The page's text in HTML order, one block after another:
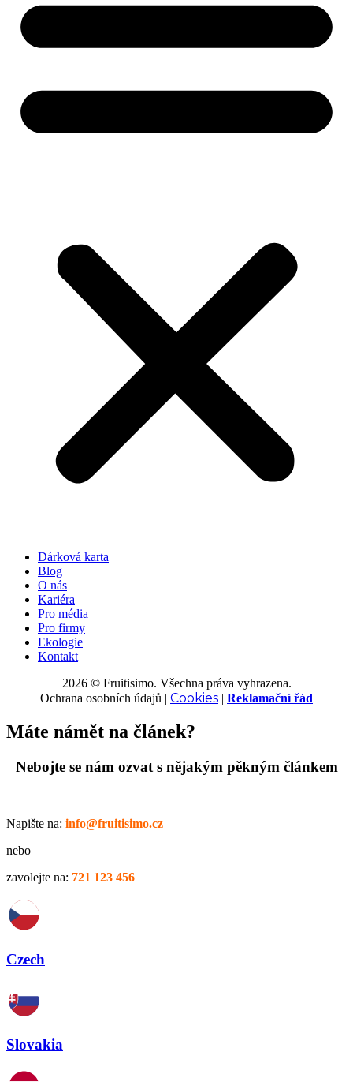
Dárková karta
Blog
O nás
Kariéra
Pro média
Pro firmy
Ekologie
Kontakt
2026 © Fruitisimo. Všechna práva vyhrazena.
Ochrana osobních údajů | Cookies | Reklamační řád
Máte námět na článek?
Nebojte se nám ozvat s nějakým pěkným článkem
Napište na: info@fruitisimo.cz
nebo
zavolejte na: 721 123 456
Czech
Slovakia